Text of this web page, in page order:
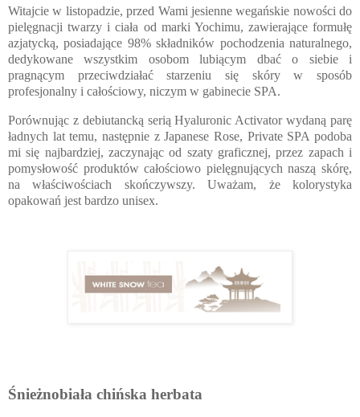
Witajcie w listopadzie, przed Wami jesienne wegańskie nowości do
pielęgnacji twarzy i ciała od marki Yochimu, zawierające formułę
azjatycką, posiadające 98% składników pochodzenia naturalnego,
dedykowane wszystkim osobom lubiącym dbać o siebie i
pragnącym przeciwdziałać starzeniu się skóry w sposób
profesjonalny i całościowy, niczym w gabinecie SPA.
Porównując z debiutancką serią Hyaluronic Activator wydaną parę
ładnych lat temu, następnie z Japanese Rose, Private SPA podoba
mi się najbardziej, zaczynając od szaty graficznej, przez zapach i
pomysłowość produktów całościowo pielęgnujących naszą skórę,
na właściwościach skończywszy. Uważam, że kolorystyka
opakowań jest bardzo unisex.
Śnieżnobiała chińska herbata